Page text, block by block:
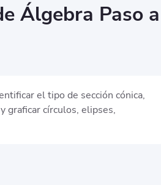
Álgebra Paso a
el tipo de sección cónica,
graficar círculos, elipses,